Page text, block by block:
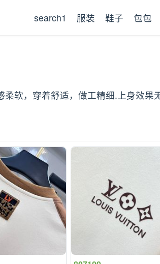
search1 服装 鞋子 包包
软，穿着舒适，做工精细.上身效果